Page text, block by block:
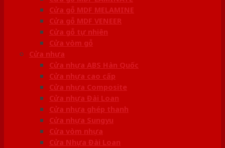
Cửa gỗ MDF MELAMINE
Cửa gỗ MDF VENEER
Cửa gỗ tự nhiên
Cửa vòm gỗ
Cửa nhựa
Cửa nhựa ABS Hàn Quốc
Cửa nhựa cao cấp
Cửa nhựa Composite
Cửa nhựa Đài Loan
Cửa nhựa ghép thanh
Cửa nhựa Sungyu
Cửa vòm nhựa
Cửa Nhựa Đài Loan